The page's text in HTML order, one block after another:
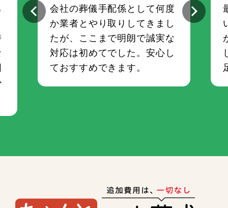
会社の葬儀手配係として何度
か業者とやり取りしてきまし
たが、ここまで明朗で誠実な
対応は初めてでした。安心し
ておすすめできます。